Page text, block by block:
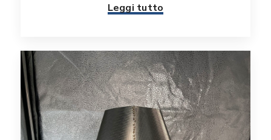
Leggi tutto